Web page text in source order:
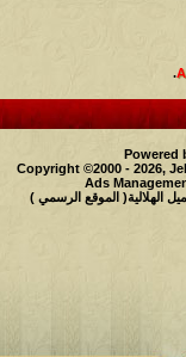
.
Powered
Copyright ©2000 - 2026,
Ads
الهلالية( الموقع الرسمي )